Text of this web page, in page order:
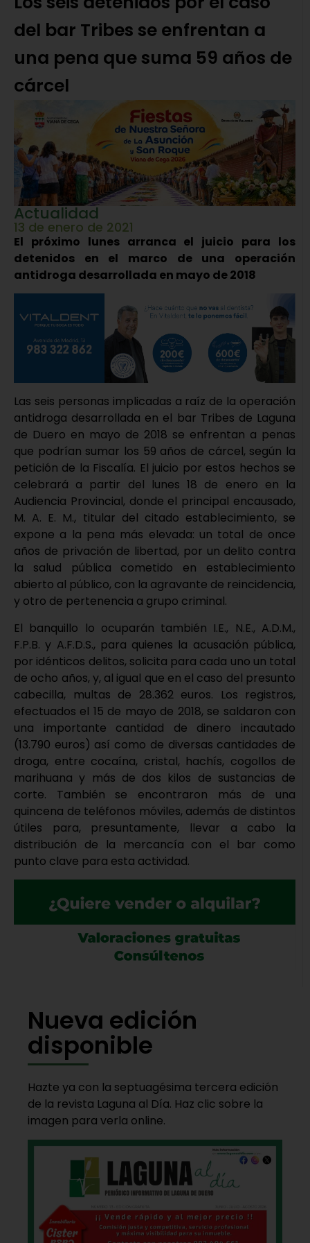
del bar Tribes se enfrentan a
una pena que suma 59 años de
cárcel
Actualidad
13 de enero de 2021
El próximo lunes arranca el juicio para los
detenidos en el marco de una operación
antidroga desarrollada en mayo de 2018
Las seis personas implicadas a raíz de la operación
antidroga desarrollada en el bar Tribes de Laguna
de Duero en mayo de 2018 se enfrentan a penas
que podrían sumar los 59 años de cárcel, según la
petición de la Fiscalía. El juicio por estos hechos se
celebrará a partir del lunes 18 de enero en la
Audiencia Provincial, donde el principal encausado,
M. A. E. M., titular del citado establecimiento, se
expone a la pena más elevada: un total de once
años de privación de libertad, por un delito contra
la salud pública cometido en establecimiento
abierto al público, con la agravante de reincidencia,
y otro de pertenencia a grupo criminal.
El banquillo lo ocuparán también I.E., N.E., A.D.M.,
F.P.B. y A.F.D.S., para quienes la acusación pública,
por idénticos delitos, solicita para cada uno un total
de ocho años, y, al igual que en el caso del presunto
cabecilla, multas de 28.362 euros. Los registros,
efectuados el 15 de mayo de 2018, se saldaron con
una importante cantidad de dinero incautado
(13.790 euros) así como de diversas cantidades de
droga, entre cocaína, cristal, hachís, cogollos de
marihuana y más de dos kilos de sustancias de
corte. También se encontraron más de una
quincena de teléfonos móviles, además de distintos
útiles para, presuntamente, llevar a cabo la
distribución de la mercancía con el bar como
punto clave para esta actividad.
Nueva edición
disponible
Hazte ya con la septuagésima tercera edición
de la revista Laguna al Día. Haz clic sobre la
imagen para verla online.